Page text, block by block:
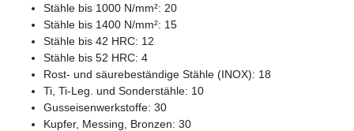
Stähle bis 1000 N/mm²: 20
Stähle bis 1400 N/mm²: 15
Stähle bis 42 HRC: 12
Stähle bis 52 HRC: 4
Rost- und säurebeständige Stähle (INOX): 18
Ti, Ti-Leg. und Sonderstähle: 10
Gusseisenwerkstoffe: 30
Kupfer, Messing, Bronzen: 30